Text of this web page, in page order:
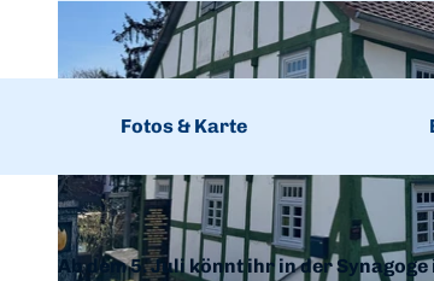
Fotos & Karte
Ab dem 5. Juli könnt ihr in der